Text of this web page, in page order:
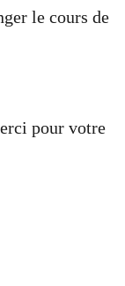
le cours de
pour votre